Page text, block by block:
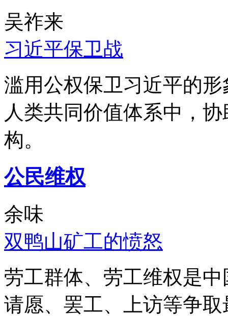
吴祚来
习近平保卫战
滥用公权保卫习近平的
人类共同价值体系中，
构。
公民维权
余味
双鸭山矿工的愤怒
劳工群体、劳工维权是
请愿、罢工、上访等争